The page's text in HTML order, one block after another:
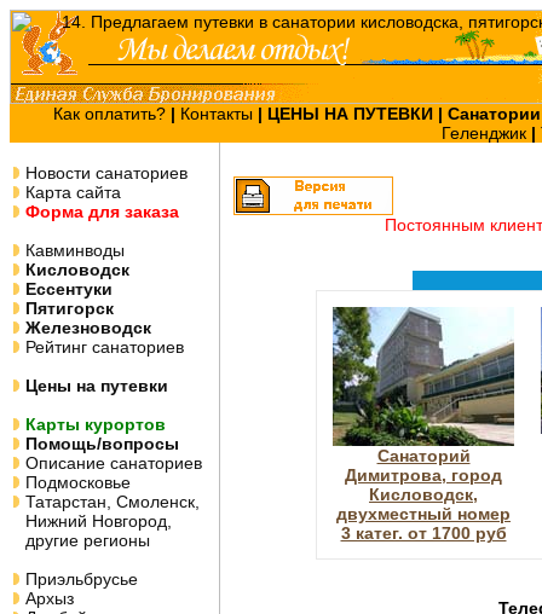
Как оплатить? | Контакты | ЦЕНЫ НА ПУТЕВКИ |
Геленджик |
Новости санаториев
Карта сайта
Форма для заказа
Кавминводы
Кисловодск
Ессентуки
Пятигорск
Железноводск
Рейтинг санаториев
Цены на путевки
Карты курортов
Помощь/вопросы
Описание санаториев
Подмосковье
Татарстан, Смоленск,
Нижний Новгород,
другие регионы
Приэльбрусье
Архыз
Постоянным
Санаторий
Димитрова, город
Кисловодск,
двухместный номер
3 катег. от 1700 руб